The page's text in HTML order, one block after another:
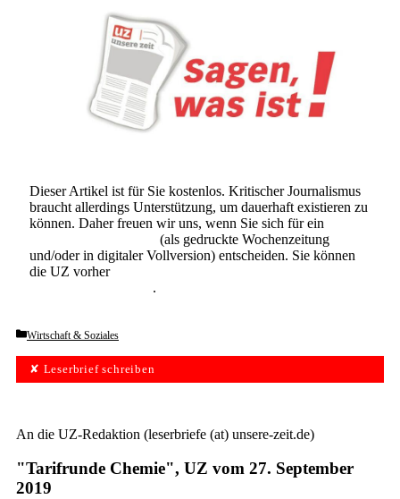
Dieser Artikel ist für Sie kostenlos. Kritischer Journalismus
braucht allerdings Unterstützung, um dauerhaft existieren zu
können. Daher freuen wir uns, wenn Sie sich für ein
(als gedruckte Wochenzeitung
und/oder in digitaler Vollversion) entscheiden. Sie können
die UZ vorher
.
Categories
Wirtschaft & Soziales
✘ Leserbrief schreiben
An die UZ-Redaktion (leserbriefe (at) unsere-zeit.de)
"Tarifrunde Chemie", UZ vom 27. September
2019